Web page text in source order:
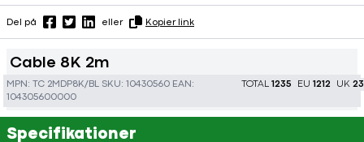
Del på eller Kopier link
Cable 8K 2m
MPN: TC 2MDP8K/BL SKU: 10430560 EAN:
104305600000
TOTAL 1235 EU 1212 UK 23
Specifikationer